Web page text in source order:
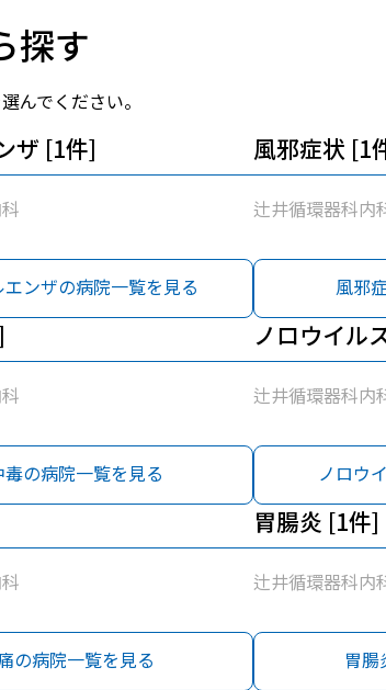
探す
んでください。
ザ [1件]
ンザの病院一覧を見る
風邪症状 [1
辻井循環器科内
風邪
毒の病院一覧を見る
ノロウイル
辻井循環器科内
ノロウ
の病院一覧を見る
胃腸炎 [1件]
辻井循環器科内
胃腸